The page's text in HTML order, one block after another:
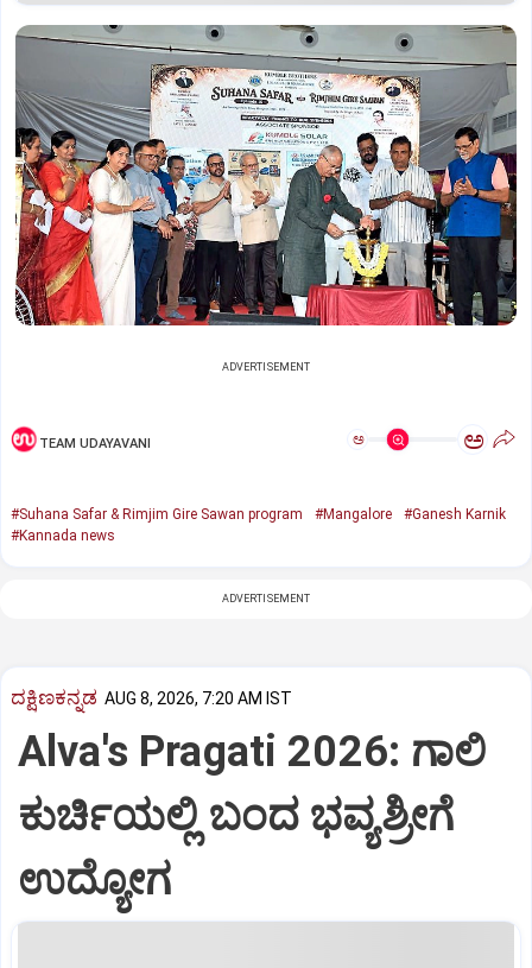
ADVERTISEMENT
TEAM UDAYAVANI ಅ ಅ
#Suhana Safar & Rimjim Gire Sawan program #Mangalore
#Ganesh Karnik
#Kannada news
ADVERTISEMENT
ದಕ್ಷಿಣಕನ್ನಡ AUG 8, 2026, 7:20 AM IST
Alva's Pragati 2026: ಗಾಲಿ
ಕುರ್ಚಿಯಲ್ಲಿ ಬಂದ ಭವ್ಯಶ್ರೀಗೆ
ಉದ್ಯೋಗ